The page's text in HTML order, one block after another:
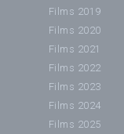
Films 2019
Films 2020
Films 2021
Films 2022
Films 2023
Films 2024
Films 2025